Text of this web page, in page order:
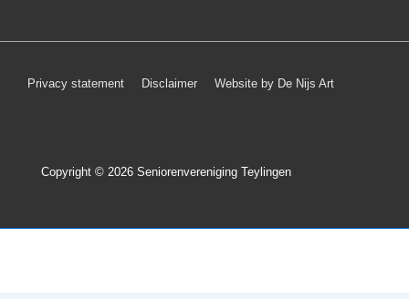
Footer
Privacy statement Disclaimer Website by De Nijs Art
Copyright © 2026 Seniorenvereniging Teylingen